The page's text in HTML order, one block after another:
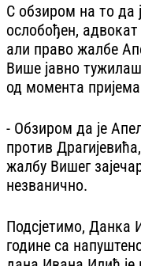
С обзиром на то да
ослобођен,
али право жалбе
Више јавно
од момента
- Обзиром да је
против
жалбу Вишег
незванично.
Подсјетимо, Данка
године са